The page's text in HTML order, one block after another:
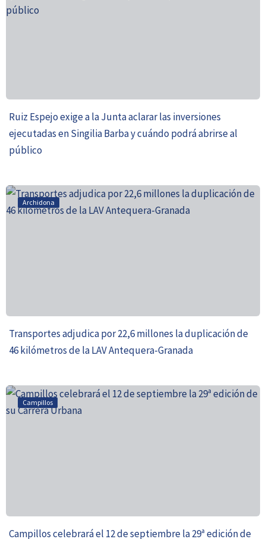
Ruiz Espejo exige a la Junta aclarar las inversiones
ejecutadas en Singilia Barba y cuándo podrá abrirse al
público
Archidona
Transportes adjudica por 22,6 millones la duplicación de
46 kilómetros de la LAV Antequera-Granada
Campillos
Campillos celebrará el 12 de septiembre la 29ª edición de